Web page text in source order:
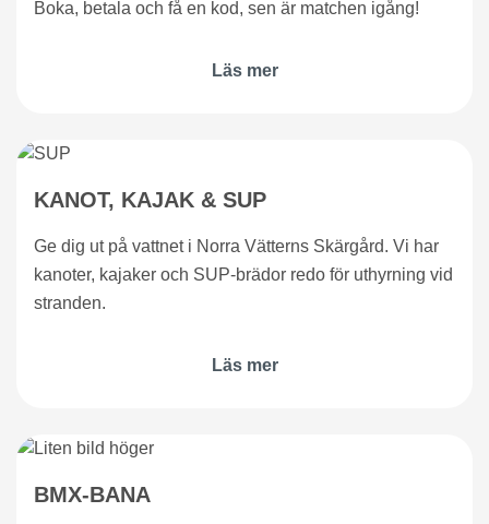
Boka, betala och få en kod, sen är matchen igång!
Läs mer
KANOT, KAJAK & SUP
Ge dig ut på vattnet i Norra Vätterns Skärgård. Vi har
kanoter, kajaker och SUP-brädor redo för uthyrning vid
stranden.
Läs mer
BMX-BANA